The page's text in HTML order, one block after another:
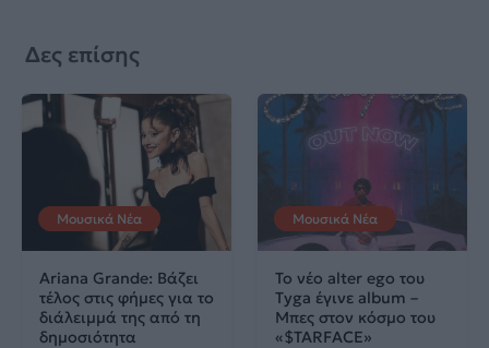
Δες επίσης
Μουσικά Νέα
Ariana Grande: Βάζει
τέλος στις φήμες για το
διάλειμμά της από τη
δημοσιότητα
Μουσικά Νέα
Το νέο alter ego του
Tyga έγινε album –
Μπες στον κόσμο του
«$TARFACE»